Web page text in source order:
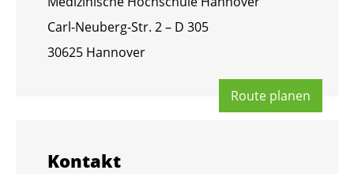
Carl-Neu­berg-Str. 2 – D 305
30625 Han­no­ver
Route pla­nen
Kon­takt